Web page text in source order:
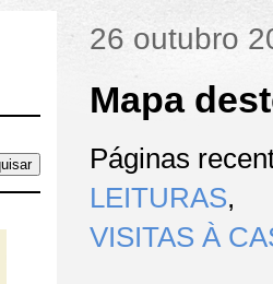
26 outubro
Mapa
Páginas
LEITURAS,
VISITAS À